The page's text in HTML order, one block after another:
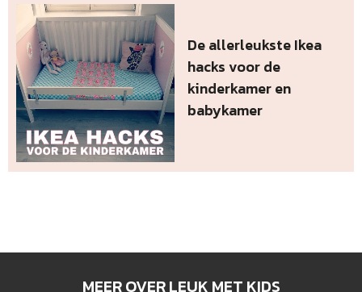
De allerleukste Ikea
hacks voor de
kinderkamer en
babykamer
MEER OVER LEUK MET KIDS